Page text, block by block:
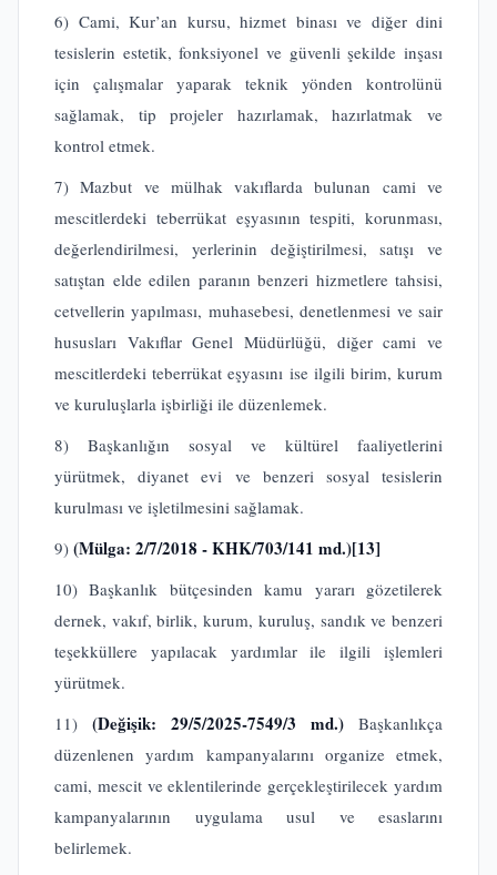
6) Cami, Kur’an kursu, hizmet binası ve diğer dini
tesislerin estetik, fonksiyonel ve güvenli şekilde inşası
için çalışmalar yaparak teknik yönden kontrolünü
sağlamak, tip projeler hazırlamak, hazırlatmak ve
kontrol etmek.
7) Mazbut ve mülhak vakıflarda bulunan cami ve
mescitlerdeki teberrükat eşyasının tespiti, korunması,
değerlendirilmesi, yerlerinin değiştirilmesi, satışı ve
satıştan elde edilen paranın benzeri hizmetlere tahsisi,
cetvellerin yapılması, muhasebesi, denetlenmesi ve sair
hususları Vakıflar Genel Müdürlüğü, diğer cami ve
mescitlerdeki teberrükat eşyasını ise ilgili birim, kurum
ve kuruluşlarla işbirliği ile düzenlemek.
8) Başkanlığın sosyal ve kültürel faaliyetlerini
yürütmek, diyanet evi ve benzeri sosyal tesislerin
kurulması ve işletilmesini sağlamak.
9) (Mülga: 2/7/2018 - KHK/703/141 md.)[13]
10) Başkanlık bütçesinden kamu yararı gözetilerek
dernek, vakıf, birlik, kurum, kuruluş, sandık ve benzeri
teşekküllere yapılacak yardımlar ile ilgili işlemleri
yürütmek.
11) (Değişik: 29/5/2025-7549/3 md.) Başkanlıkça
düzenlenen yardım kampanyalarını organize etmek,
cami, mescit ve eklentilerinde gerçekleştirilecek yardım
kampanyalarının uygulama usul ve esaslarını
belirlemek.